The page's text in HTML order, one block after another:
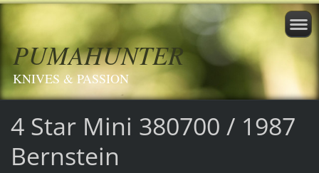
PUMAHUNTER
KNIVES & PASSION
4 Star Mini 380700 / 1987
Bernstein